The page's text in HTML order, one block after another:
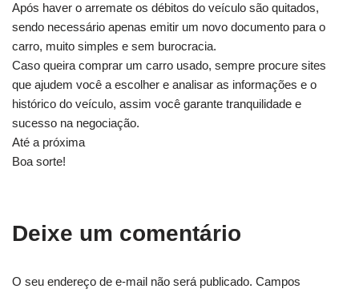
Após haver o arremate os débitos do veículo são quitados,
sendo necessário apenas emitir um novo documento para o
carro, muito simples e sem burocracia.
Caso queira comprar um carro usado, sempre procure sites
que ajudem você a escolher e analisar as informações e o
histórico do veículo, assim você garante tranquilidade e
sucesso na negociação.
Até a próxima
Boa sorte!
Deixe um comentário
O seu endereço de e-mail não será publicado. Campos